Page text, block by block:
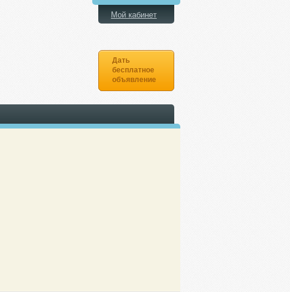
Мой кабинет
Дать
бесплатное
объявление